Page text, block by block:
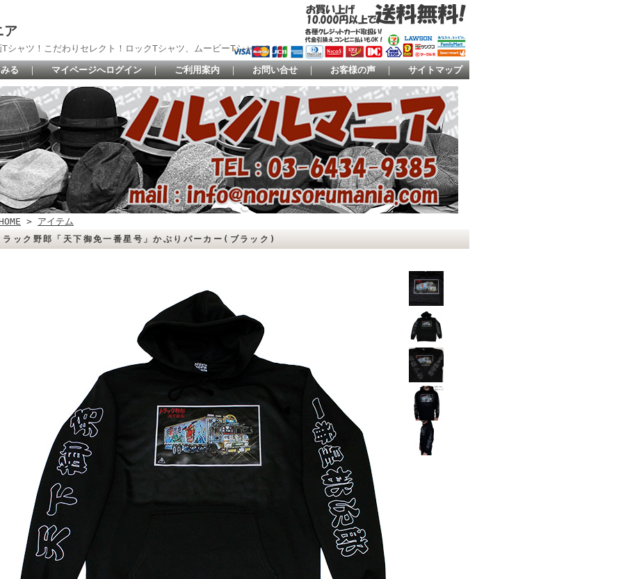
ャツ！こだわりセレクト！ロックTシャツ、ムービーTシャツ！
る ｜ マイページへログイン ｜ ご利用案内 ｜ お問い合せ ｜ お客様の声 ｜ サイトマップ
> アイテム
ラック野郎「天下御免一番星号」かぶりパーカー(ブラック)